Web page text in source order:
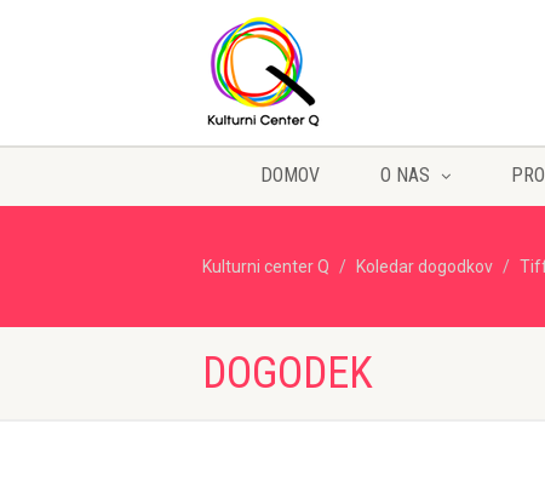
DOMOV O NAS
Kulturni center Q Koledar dogodkov
DOGODEK